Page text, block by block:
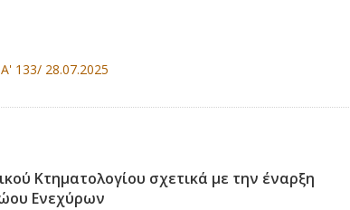
133/ 28.07.2025
Κτηματολογίου σχετικά με την έναρξη
Ενεχύρων